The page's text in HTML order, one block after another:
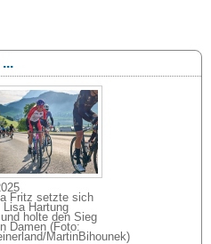
Fritz setzte sich
Lisa Hartung
holte den Sieg
Damen (Foto:
MartinBihounek)